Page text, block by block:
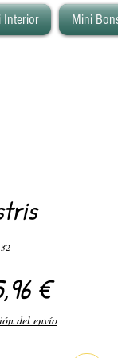
Interior Mini
€Precio
del envío